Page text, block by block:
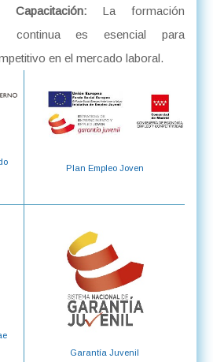
La formación
continua es esencial para
en el mercado laboral.
Plan Empleo Joven
Garantía Juvenil